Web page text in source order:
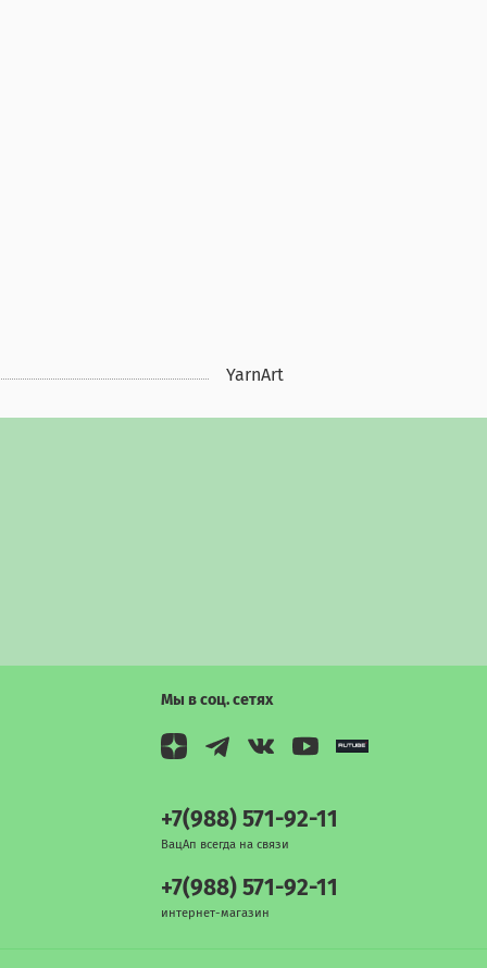
YarnArt
Мы в соц. сетях
+7(988) 571-92-11
ВацАп всегда на связи
+7(988) 571-92-11
интернет-магазин